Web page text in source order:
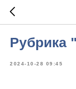
Рубрика
2024-10-28 09:45